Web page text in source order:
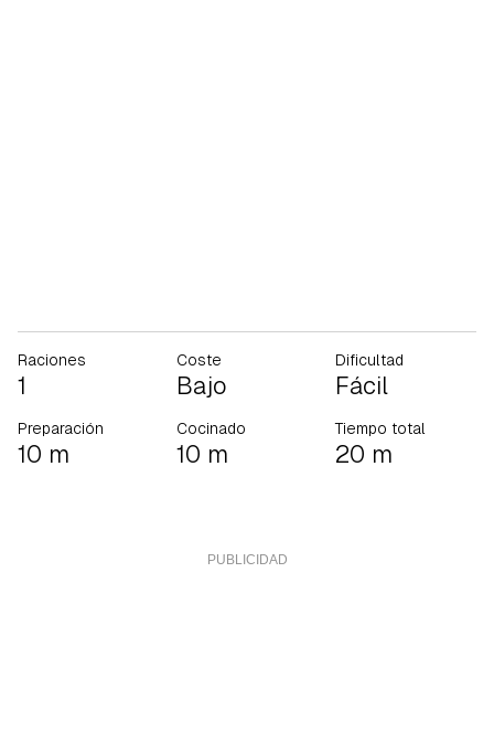
Raciones
1
Coste
Bajo
Dificultad
Fácil
Preparación
10 m
Cocinado
10 m
Tiempo total
20 m